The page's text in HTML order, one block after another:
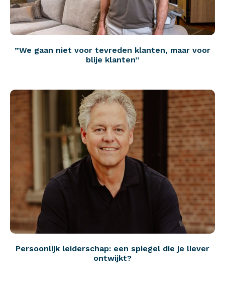
”We gaan niet voor tevreden klanten, maar voor
blije klanten”
Persoonlijk leiderschap: een spiegel die je liever
ontwijkt?